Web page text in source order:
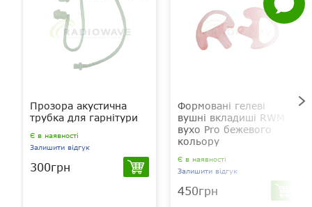
питання
Прозора акустична
трубка для гарнітури
Є в наявності
Залишити відгук
300грн
Формовані гелеві
вушні вкладиші RWM
вухо Pro бежевого
кольору
Є в наявності
Залишити відгук
450грн